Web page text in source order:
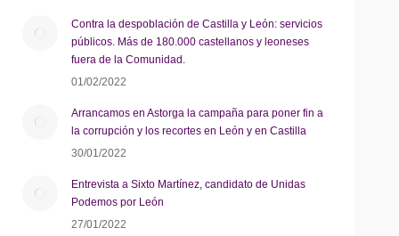
Contra la despoblación de Castilla y León: servicios
públicos. Más de 180.000 castellanos y leoneses
fuera de la Comunidad.
01/02/2022
Arrancamos en Astorga la campaña para poner fin a
la corrupción y los recortes en León y en Castilla
30/01/2022
Entrevista a Sixto Martínez, candidato de Unidas
Podemos por León
27/01/2022